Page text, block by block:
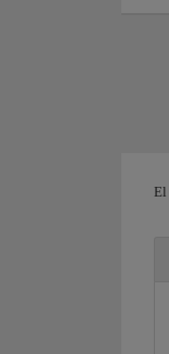
El